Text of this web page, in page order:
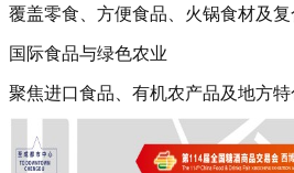
覆盖零食、方便食品、火锅食材及复
国际食品与绿色农业‌
聚焦进口食品、有机农产品及地方特